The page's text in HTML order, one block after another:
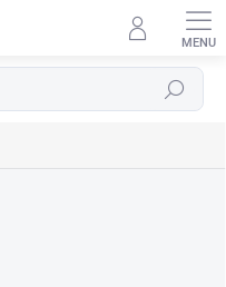
Hľadať